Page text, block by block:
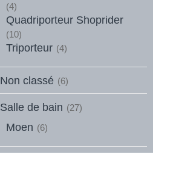
(4)
Quadriporteur Shoprider
(10)
Triporteur (4)
Non classé (6)
Salle de bain (27)
Moen (6)